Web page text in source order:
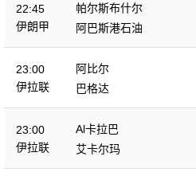
22:45
伊朗甲
帕尔斯布什尔
阿巴斯港石油
23:00
伊拉联
阿比尔
巴格达
23:00
伊拉联
Al卡拉巴
艾卡尔玛